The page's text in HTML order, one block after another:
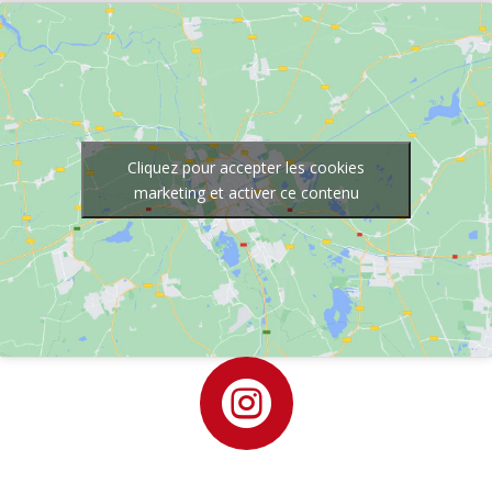
Cliquez pour accepter les cookies
marketing et activer ce contenu
